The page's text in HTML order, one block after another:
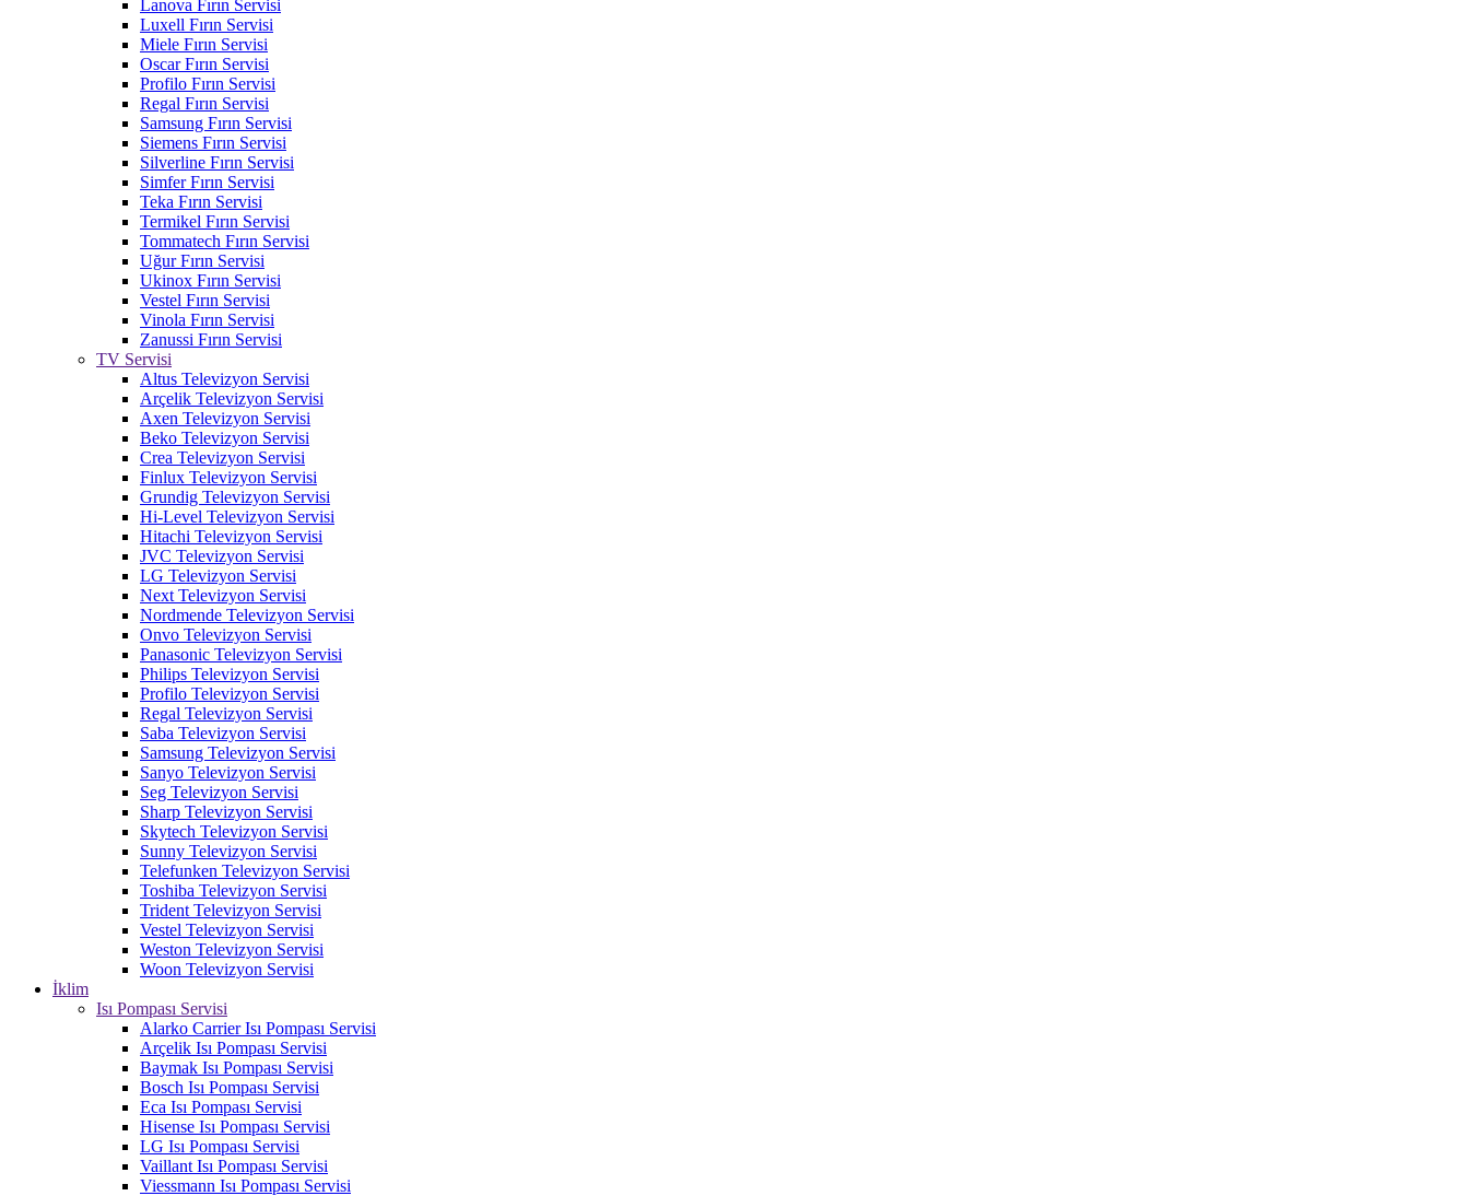
Lanova Fırın Servisi
Luxell Fırın Servisi
Miele Fırın Servisi
Oscar Fırın Servisi
Profilo Fırın Servisi
Regal Fırın Servisi
Samsung Fırın Servisi
Siemens Fırın Servisi
Silverline Fırın Servisi
Simfer Fırın Servisi
Teka Fırın Servisi
Termikel Fırın Servisi
Tommatech Fırın Servisi
Uğur Fırın Servisi
Ukinox Fırın Servisi
Vestel Fırın Servisi
Vinola Fırın Servisi
Zanussi Fırın Servisi
TV Servisi
Altus Televizyon Servisi
Arçelik Televizyon Servisi
Axen Televizyon Servisi
Beko Televizyon Servisi
Crea Televizyon Servisi
Finlux Televizyon Servisi
Grundig Televizyon Servisi
Hi-Level Televizyon Servisi
Hitachi Televizyon Servisi
JVC Televizyon Servisi
LG Televizyon Servisi
Next Televizyon Servisi
Nordmende Televizyon Servisi
Onvo Televizyon Servisi
Panasonic Televizyon Servisi
Philips Televizyon Servisi
Profilo Televizyon Servisi
Regal Televizyon Servisi
Saba Televizyon Servisi
Samsung Televizyon Servisi
Sanyo Televizyon Servisi
Seg Televizyon Servisi
Sharp Televizyon Servisi
Skytech Televizyon Servisi
Sunny Televizyon Servisi
Telefunken Televizyon Servisi
Toshiba Televizyon Servisi
Trident Televizyon Servisi
Vestel Televizyon Servisi
Weston Televizyon Servisi
Woon Televizyon Servisi
İklim
Isı Pompası Servisi
Alarko Carrier Isı Pompası Servisi
Arçelik Isı Pompası Servisi
Baymak Isı Pompası Servisi
Bosch Isı Pompası Servisi
Eca Isı Pompası Servisi
Hisense Isı Pompası Servisi
LG Isı Pompası Servisi
Vaillant Isı Pompası Servisi
Viessmann Isı Pompası Servisi